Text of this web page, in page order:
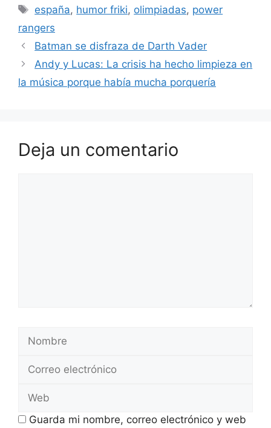
Etiquetas
españa, humor friki, olimpiadas, power
rangers
Batman se disfraza de Darth Vader
Andy y Lucas: La crisis ha hecho limpieza en
la música porque había mucha porquería
Deja un comentario
Nombre
Correo
Web
Guarda mi nombre, correo electrónico y web